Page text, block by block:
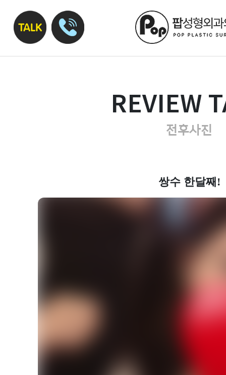
REVIEW
전후사진
쌍수 한달째!